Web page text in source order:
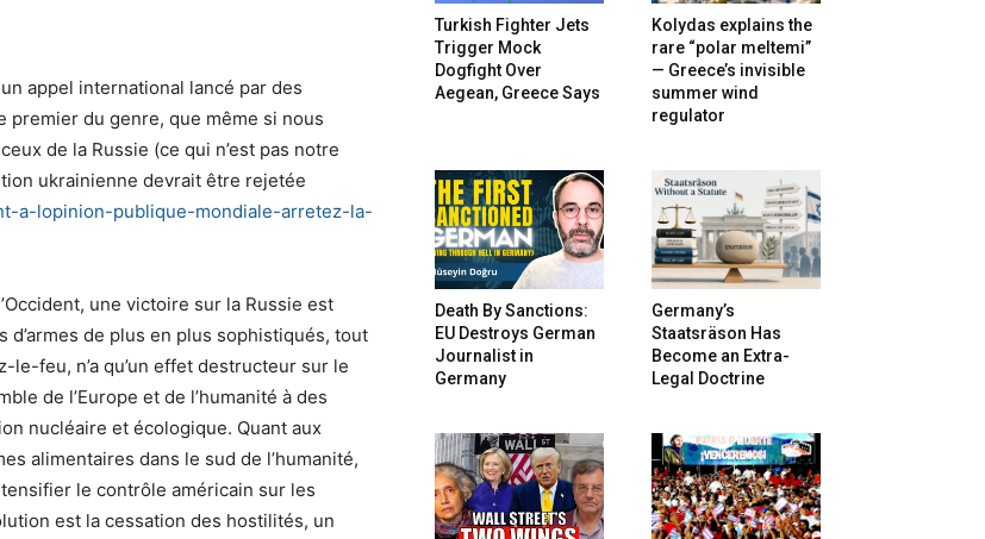
appel international lancé par des
premier du genre, que même si nous
de la Russie (ce qui n’est pas notre
ukrainienne devrait être rejetée
a-lopinion-publique-mondiale-arretez-la-
une victoire sur la Russie est
de plus en plus sophistiqués, tout
feu, n’a qu’un effet destructeur sur le
de l’Europe et de l’humanité à des
nucléaire et écologique. Quant aux
alimentaires dans le sud de l’humanité,
le contrôle américain sur les
est la cessation des hostilités, un
Turkish Fighter Jets
Trigger Mock
Dogfight Over
Aegean, Greece Says
Kolydas explains the
rare “polar meltemi”
— Greece’s invisible
summer wind
regulator
Death By Sanctions:
EU Destroys German
Journalist in
Germany
Germany’s
Staatsräson Has
Become an Extra-
Legal Doctrine